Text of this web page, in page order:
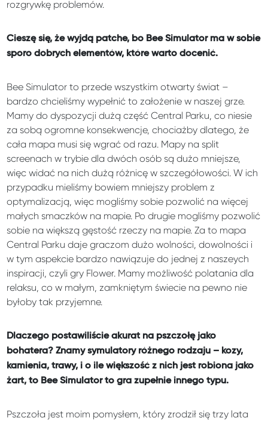
rozgrywkę problemów.
Cieszę się, że wyjdą patche, bo Bee Simulator ma w sobie
sporo dobrych elementów, które warto docenić.
Bee Simulator to przede wszystkim otwarty świat –
bardzo chcieliśmy wypełnić to założenie w naszej grze.
Mamy do dyspozycji dużą część Central Parku, co niesie
za sobą ogromne konsekwencje, chociażby dlatego, że
cała mapa musi się wgrać od razu. Mapy na split
screenach w trybie dla dwóch osób są dużo mniejsze,
więc widać na nich dużą różnicę w szczegółowości. W ich
przypadku mieliśmy bowiem mniejszy problem z
optymalizacją, więc mogliśmy sobie pozwolić na więcej
małych smaczków na mapie. Po drugie mogliśmy pozwolić
sobie na większą gęstość rzeczy na mapie. Za to mapa
Central Parku daje graczom dużo wolności, dowolności i
w tym aspekcie bardzo nawiązuje do jednej z naszeych
inspiracji, czyli gry Flower. Mamy możliwość polatania dla
relaksu, co w małym, zamkniętym świecie na pewno nie
byłoby tak przyjemne.
Dlaczego postawiliście akurat na pszczołę jako
bohatera? Znamy symulatory różnego rodzaju – kozy,
kamienia, trawy, i o ile większość z nich jest robiona jako
żart, to Bee Simulator to gra zupełnie innego typu.
Pszczoła jest moim pomysłem, który zrodził się trzy lata